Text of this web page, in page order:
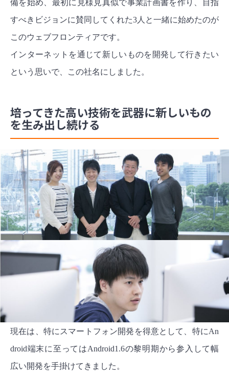
備を始め、最初に見様見真似で事業計画書を作り、目指
すべきビジョンに賛同してくれた3人と一緒に始めたのが
このウェブフロンティアです。
インターネットを通じて新しいものを開発して行きたい
という思いで、この社名にしました。
培ってきた高い技術を武器に新しいもの
を生み出し続ける
現在は、特にスマートフォン開発を得意として、特にAn
droid端末に至ってはAndroid1.6の黎明期から参入して幅
広い開発を手掛けてきました。